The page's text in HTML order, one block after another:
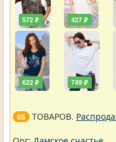
572 ₽
622 ₽
427 ₽
749 ₽
65 ТОВАРОВ.